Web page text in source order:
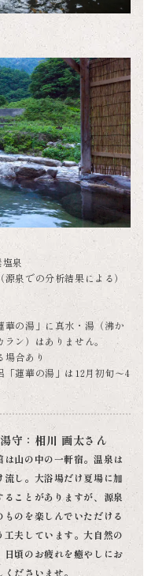
泉
泉での分析結果による）
の湯」に真水・湯（沸か
ン）はありません。
合あり
蓮華の湯」は12月初旬～4
守：相川 画太さん
は山の中の一軒宿。温泉は
流し。大浴場だけ夏場に加
ることがありますが、源泉
ものを楽しんでいただける
工夫しています。大自然の
日頃のお疲れを癒やしにお
くださいませ。